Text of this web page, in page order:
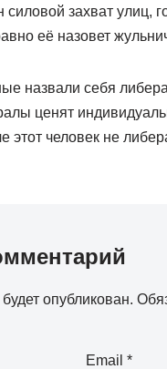
захват улиц,
её назовет
назвали себя
ценят
этот человек не
опубликован.
Email*